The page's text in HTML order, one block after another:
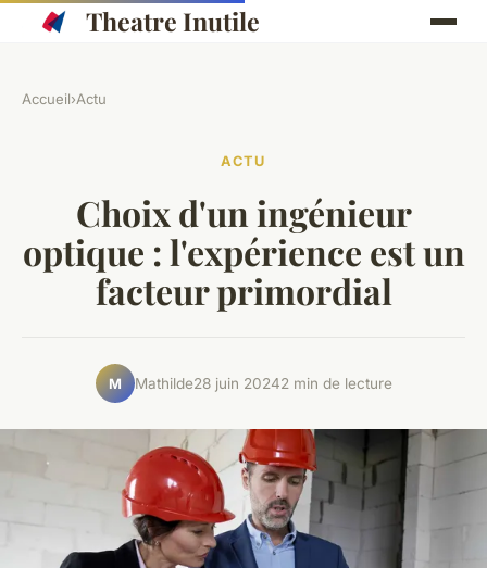
Theatre Inutile
Accueil›Actu
ACTU
Choix d'un ingénieur
optique : l'expérience est un
facteur primordial
M Mathilde28 juin 20242 min de lecture